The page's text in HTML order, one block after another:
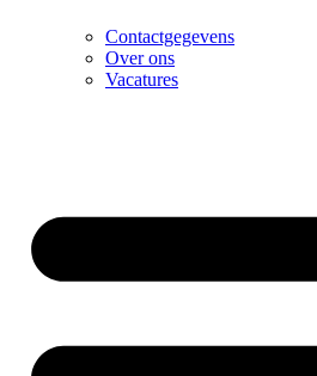
Contactgegevens
Over ons
Vacatures